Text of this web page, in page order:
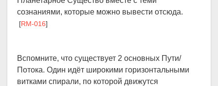
сознаниями, которые можно вывести отсюда.
[RM-016]
Вспомните, что существует 2 основных Пути/
Потока. Один идёт широкими горизонтальными
витками спирали, по которой движутся